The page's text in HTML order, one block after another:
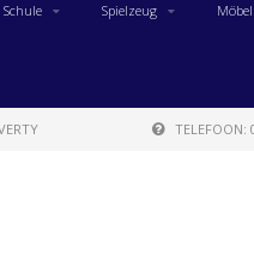
Schule Spielzeug Möbel
TELEFOON: